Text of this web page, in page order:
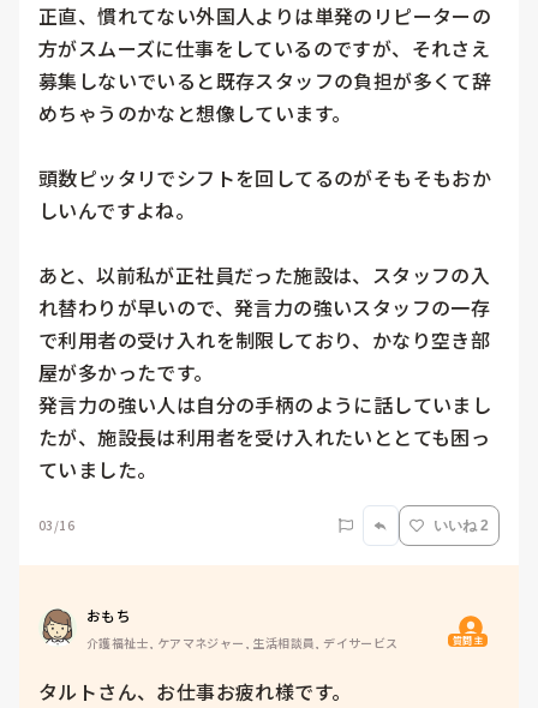
正直、慣れてない外国人よりは単発のリピーターの
方がスムーズに仕事をしているのですが、それさえ
募集しないでいると既存スタッフの負担が多くて辞
めちゃうのかなと想像しています。
頭数ピッタリでシフトを回してるのがそもそもおか
しいんですよね。
あと、以前私が正社員だった施設は、スタッフの入
れ替わりが早いので、発言力の強いスタッフの一存
で利用者の受け入れを制限しており、かなり空き部
屋が多かったです。
発言力の強い人は自分の手柄のように話していまし
たが、施設長は利用者を受け入れたいととても困っ
ていました。
03/16 いいね 2
おもち
介護福祉士, ケアマネジャー, 生活相談員, デイサービス 質問主
タルトさん、お仕事お疲れ様です。